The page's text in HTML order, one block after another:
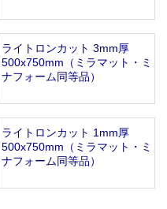
ライトロンカット 3mm厚
500x750mm（ミラマット・ミ
ナフォーム同等品）
ライトロンカット 1mm厚
500x750mm（ミラマット・ミ
ナフォーム同等品）